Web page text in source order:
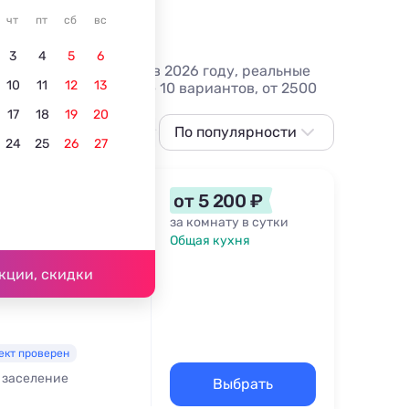
чт пт сб вс
3 4 5
6
10 11 12
13
17 18 19
20
24 25 26
27
скидки
цены на отдых в 2026 году, реальные
в Адлере - более 10 вариантов, от 2500
В горах Лучшие
По популярности
Сначала дешевле
Сначала дороже
Ближе к морю
ул. Попова, д. 21
км
проверен
от 5 200 ₽
за комнату в сутки
Общая кухня
Выбрать